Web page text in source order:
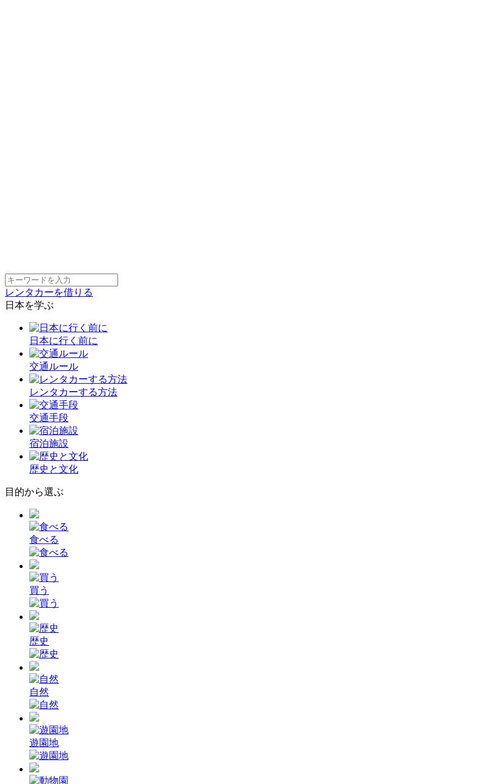
レンタカーを借りる
日本を学ぶ
日本に行く前に
交通ルール
レンタカーする方法
交通手段
宿泊施設
歴史と文化
目的から選ぶ
食べる
買う
歴史
自然
遊園地